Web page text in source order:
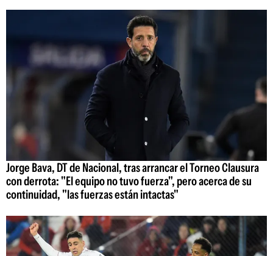
Jorge Bava, DT de Nacional, tras arrancar el Torneo Clausura
con derrota: "El equipo no tuvo fuerza", pero acerca de su
continuidad, "las fuerzas están intactas"